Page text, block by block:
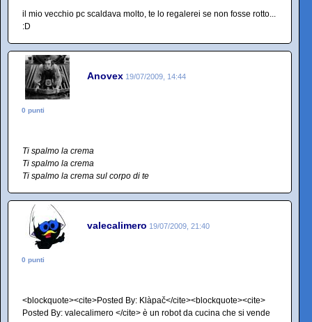
il mio vecchio pc scaldava molto, te lo regalerei se non fosse rotto...
:D
Anovex 19/07/2009, 14:44
0 punti
Ti spalmo la crema
Ti spalmo la crema
Ti spalmo la crema sul corpo di te
valecalimero 19/07/2009, 21:40
0 punti
<blockquote><cite>Posted By: Klàpač</cite><blockquote><cite>
Posted By: valecalimero </cite> è un robot da cucina che si vende